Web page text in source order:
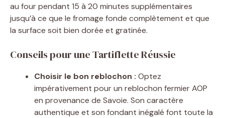
au four pendant 15 à 20 minutes supplémentaires
jusqu’à ce que le fromage fonde complètement et que
la surface soit bien dorée et gratinée.
Conseils pour une Tartiflette Réussie
Choisir le bon reblochon : Optez
impérativement pour un reblochon fermier AOP
en provenance de Savoie. Son caractère
authentique et son fondant inégalé font toute la